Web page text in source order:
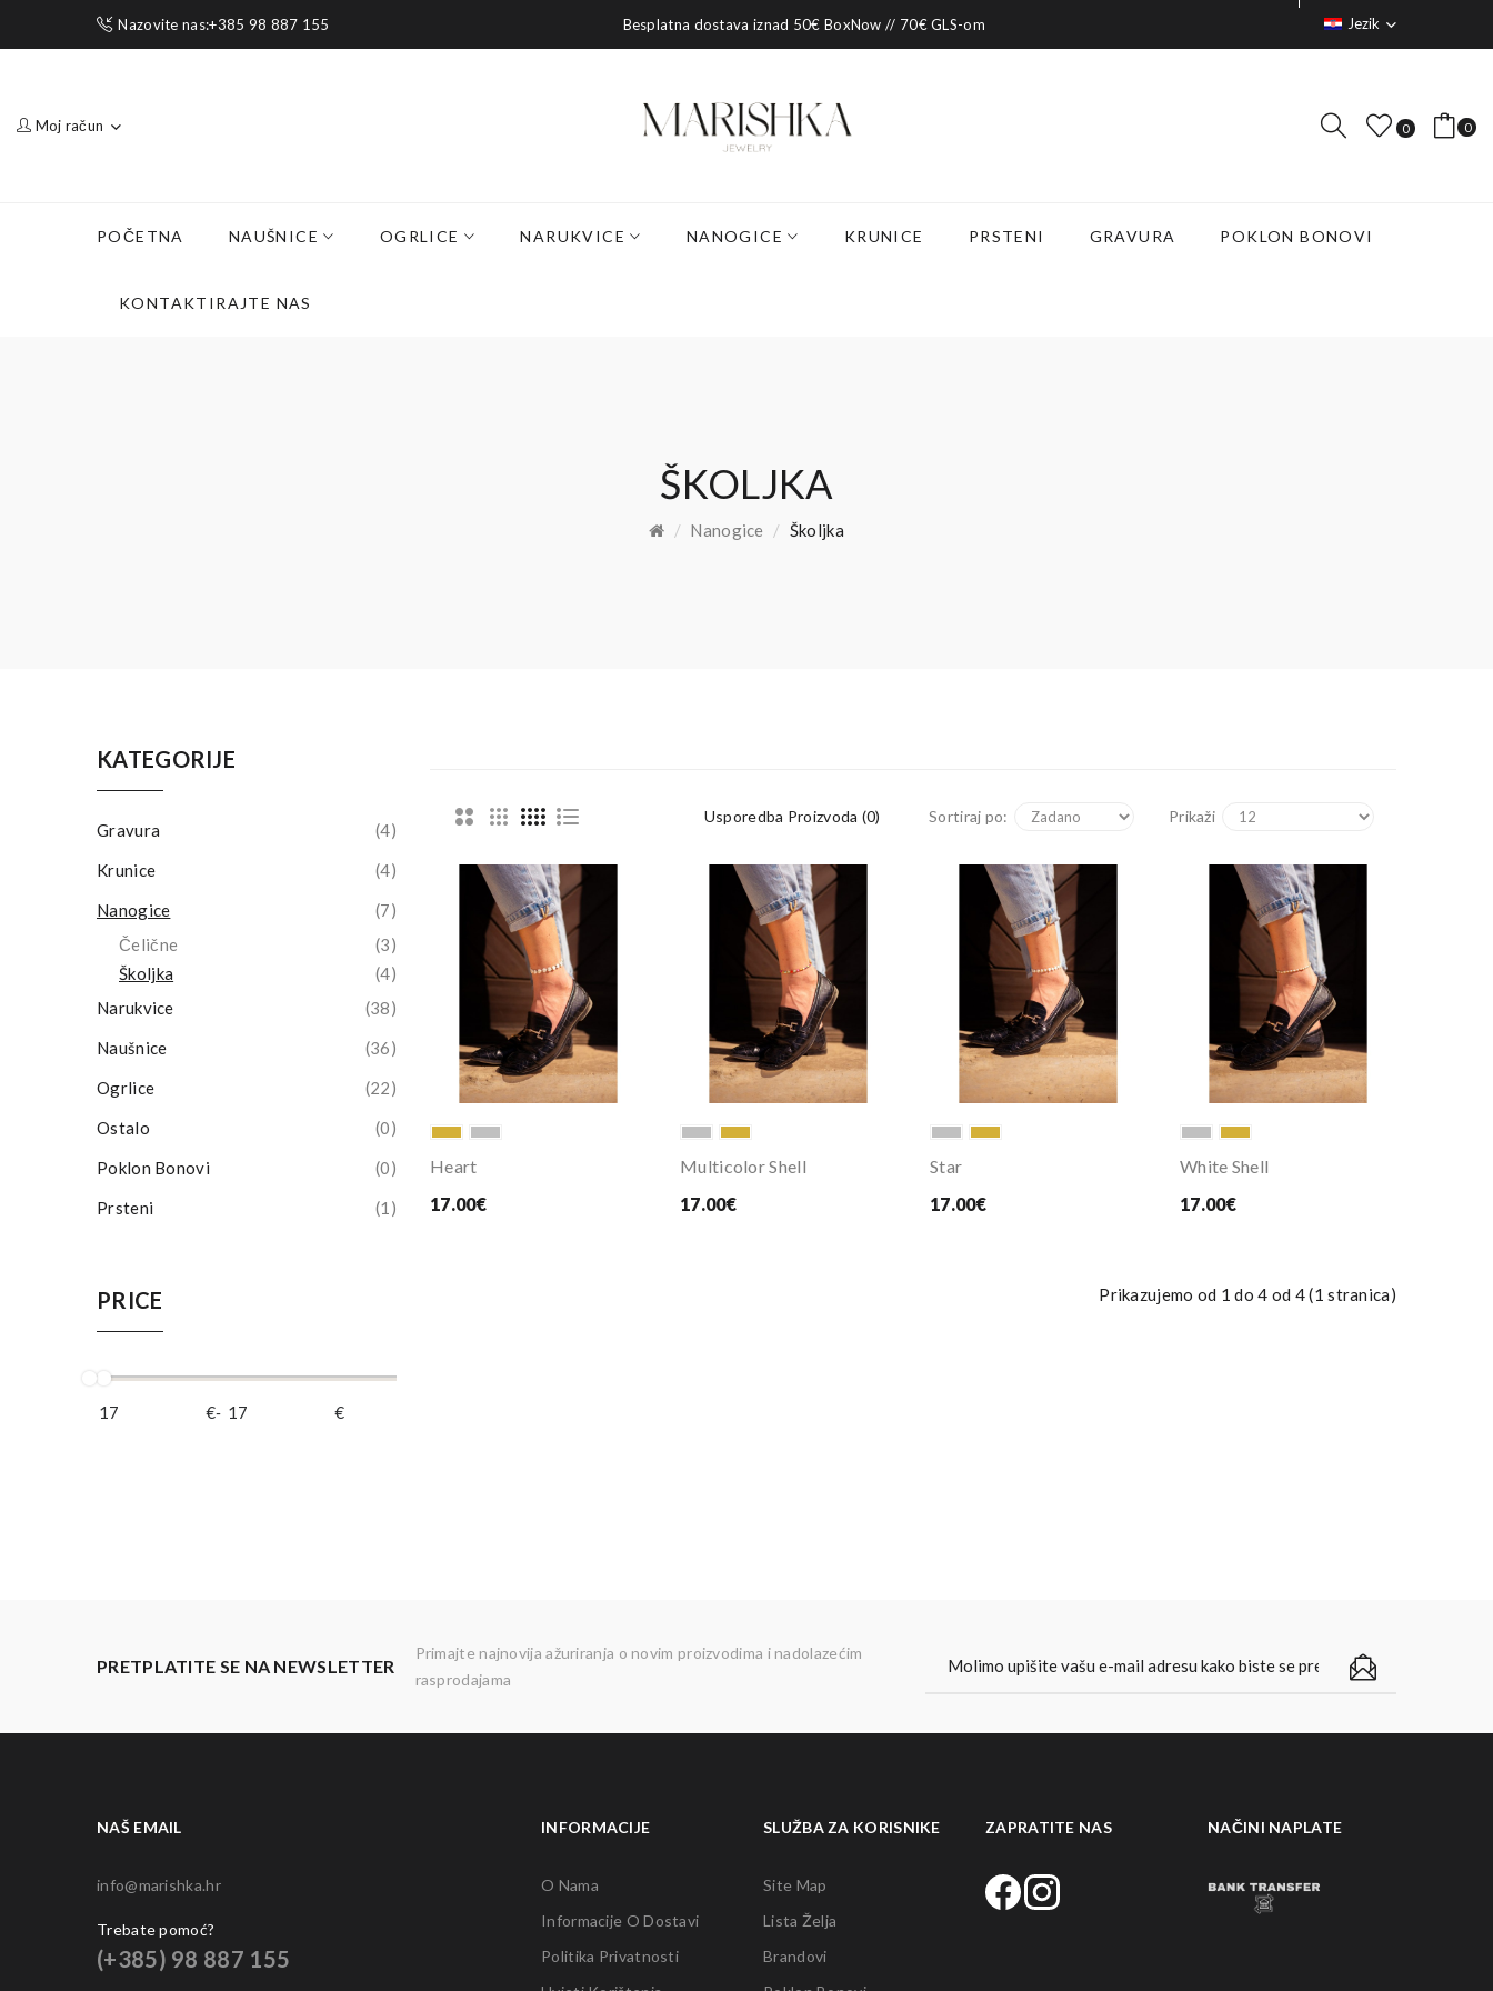
Nazovite nas:+385 98 887 155 Besplatna dostava iznad 50€ BoxNow // 70€ GLS-om Jezik
Moj račun 0 0
POČETNA NAUŠNICE OGRLICE NARUKVICE NANOGICE KRUNICE PRSTENI GRAVURA POKLON BONOVI
KONTAKTIRAJTE NAS
ŠKOLJKA
Nanogice Školjka
PRICE
€- €
KATEGORIJE
Gravura
4
Krunice
4
Nanogice
7
Čelične
3
Školjka
4
Narukvice
38
Naušnice
36
Ogrlice
22
Ostalo
0
Poklon Bonovi
0
Prsteni
1
Usporedba Proizvoda (0) Sortiraj po: Prikaži
Heart
17.00€
Multicolor Shell
17.00€
Star
17.00€
White Shell
17.00€
Prikazujemo od 1 do 4 od 4 (1 stranica)
PRETPLATITE SE NA NEWSLETTER
Primajte najnovija ažuriranja o novim proizvodima i nadolazećim
rasprodajama
NAŠ EMAIL
info@marishka.hr
Trebate pomoć?
(+385) 98 887 155
INFORMACIJE
O Nama
Informacije O Dostavi
Politika Privatnosti
SLUŽBA ZA KORISNIKE
Site Map
Lista Želja
Brandovi
ZAPRATITE NAS NAČINI NAPLATE